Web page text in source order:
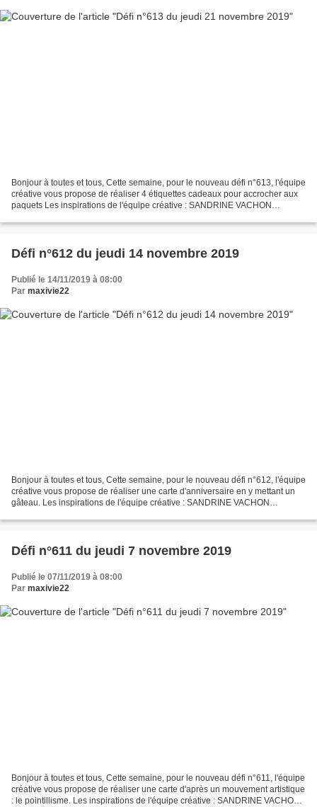
Bonjour à toutes et tous, Cette semaine, pour le nouveau défi n°613, l'équipe
créative vous propose de réaliser 4 étiquettes cadeaux pour accrocher aux
paquets Les inspirations de l'équipe créative : SANDRINE VACHON
Défi n°612 du jeudi 14 novembre 2019
Publié le 14/11/2019 à 08:00
Par maxivie22
Bonjour à toutes et tous, Cette semaine, pour le nouveau défi n°612, l'équipe
créative vous propose de réaliser une carte d'anniversaire en y mettant un
gâteau. Les inspirations de l'équipe créative : SANDRINE VACHON
Défi n°611 du jeudi 7 novembre 2019
Publié le 07/11/2019 à 08:00
Par maxivie22
Bonjour à toutes et tous, Cette semaine, pour le nouveau défi n°611, l'équipe
créative vous propose de réaliser une carte d'après un mouvement artistique
: le pointillisme. Les inspirations de l'équipe créative : SANDRINE VACHON